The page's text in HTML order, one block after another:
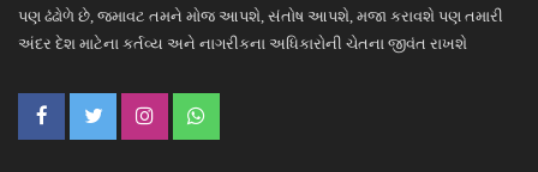
પણ ઢંઢોળે છે, જમાવટ તમને મોજ આપશે, સંતોષ આપશે, મજા કરાવશે પણ તમારી
અંદર દેશ માટેના કર્તવ્ય અને નાગરીકના અધિકારોની ચેતના જીવંત રાખશે